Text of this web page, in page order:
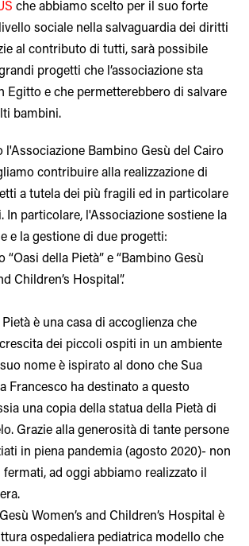
che abbiamo scelto per il suo forte
sociale nella salvaguardia dei diritti
al contributo di tutti, sarà possibile
progetti che l’associazione sta
Egitto e che permetterebbero di salvare
bambini.
l'Associazione Bambino Gesù del Cairo
contribuire alla realizzazione di
a tutela dei più fragili ed in particolare
In particolare, l'Associazione sostiene la
e la gestione di due progetti:
“Oasi della Pietà” e “Bambino Gesù
Children’s Hospital”.
Pietà è una casa di accoglienza che
dei piccoli ospiti in un ambiente
nome è ispirato al dono che Sua
Francesco ha destinato a questo
una copia della statua della Pietà di
Grazie alla generosità di tante persone
in piena pandemia (agosto 2020)- non
ad oggi abbiamo realizzato il
Women’s and Children’s Hospital è
ospedaliera pediatrica modello che